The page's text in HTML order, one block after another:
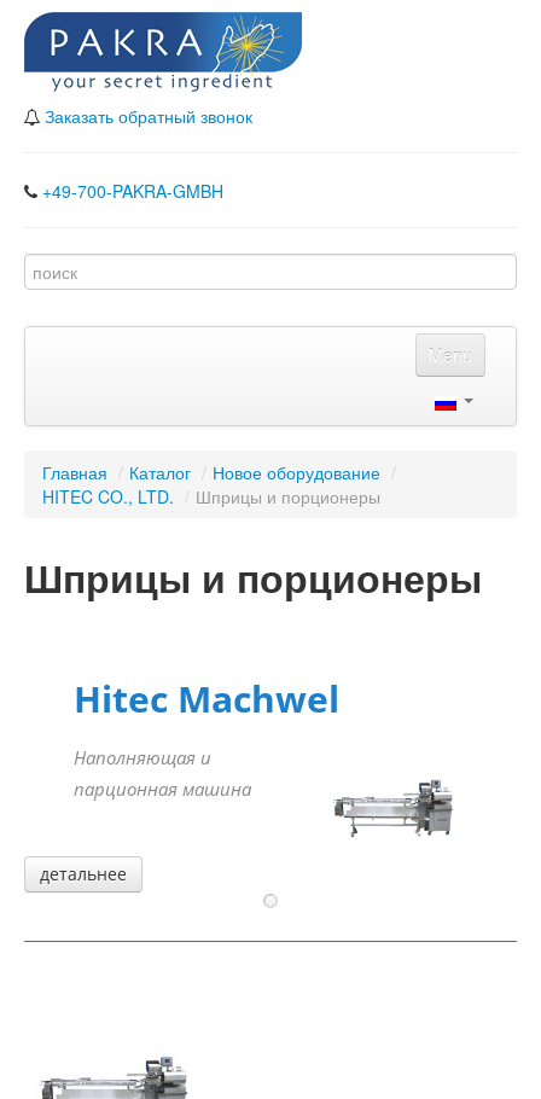
Заказать обратный звонок
+49-700-PAKRA-GMBH
Menu
Наши партнеры
Планирование
Контакт
Главная / Каталог / Новое оборудование /
HITEC CO., LTD. / Шприцы и порционеры
Шприцы и порционеры
Hitec Machwel
Наполняющая и
парционная машина
детальнее